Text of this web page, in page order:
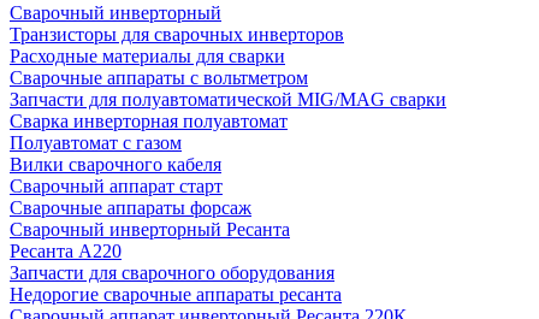
Сварочный инверторный
Транзисторы для сварочных инверторов
Расходные материалы для сварки
Сварочные аппараты с вольтметром
Запчасти для полуавтоматической MIG/MAG сварки
Сварка инверторная полуавтомат
Полуавтомат с газом
Вилки сварочного кабеля
Сварочный аппарат старт
Сварочные аппараты форсаж
Сварочный инверторный Ресанта
Ресанта А220
Запчасти для сварочного оборудования
Недорогие сварочные аппараты ресанта